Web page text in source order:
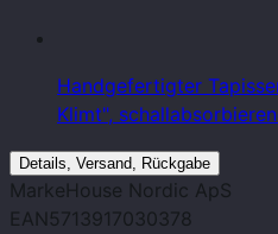
Handgefertigter
Klimt",
Details, Versand, Rückgabe
MarkeHouse Nordic ApS
EAN 5713917030378